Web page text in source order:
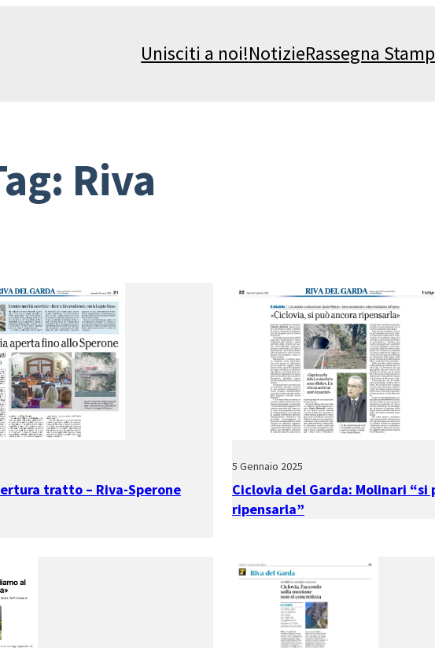
Unisciti a noi!NotizieRassegna
Riva
tratto – Riva-Sperone
5 Gennaio 2025
Ciclovia del Garda: Molinari “si
ripensarla”